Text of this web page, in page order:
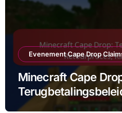
Evenement Cape Drop
Minecraft Cape
Klantenservice